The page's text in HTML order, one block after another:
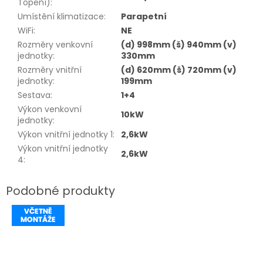
Topení):
Umístění klimatizace:
Parapetní
WiFi:
NE
Rozměry venkovní
jednotky:
(d) 998mm (š) 940mm (v)
330mm
Rozměry vnitřní
jednotky:
(d) 620mm (š) 720mm (v)
199mm
Sestava:
1+4
Výkon venkovní
jednotky:
10kW
Výkon vnitřní jednotky 1:
2,6kW
Výkon vnitřní jednotky
4: 2,6kW